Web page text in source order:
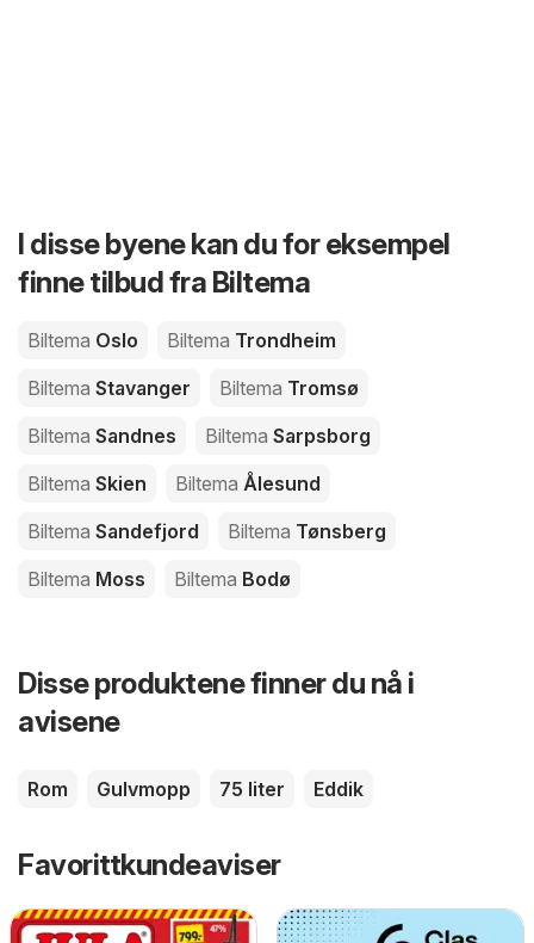
I disse byene kan du for eksempel
finne tilbud fra Biltema
Biltema Oslo Biltema Trondheim
Biltema Stavanger Biltema Tromsø
Biltema Sandnes Biltema Sarpsborg
Biltema Skien Biltema Ålesund
Biltema Sandefjord Biltema Tønsberg
Biltema Moss Biltema Bodø
Disse produktene finner du nå i
avisene
Rom Gulvmopp 75 liter Eddik
Favorittkundeaviser